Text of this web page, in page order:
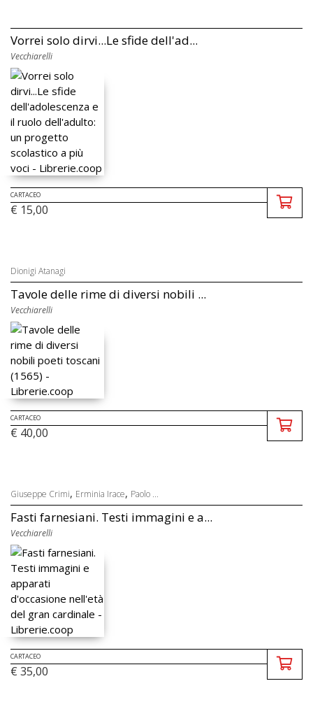
Vorrei solo dirvi...Le sfide dell'ad...
Vecchiarelli
CARTACEO
€ 15,00
Dionigi Atanagi
Tavole delle rime di diversi nobili ...
Vecchiarelli
CARTACEO
€ 40,00
Giuseppe Crimi, Erminia Irace, Paolo ...
Fasti farnesiani. Testi immagini e a...
Vecchiarelli
CARTACEO
€ 35,00